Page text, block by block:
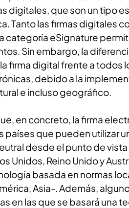
digitales, que son un tipo
Tanto las firmas digitales
categoría eSignature
Sin embargo, la
firma digital frente a todos
debido a la
e incluso geográfico.
en concreto, la firma
países que pueden utilizar
desde el punto de
Unidos, Reino Unido y
basada en normas
Asia-. Además,
en las que se basará una